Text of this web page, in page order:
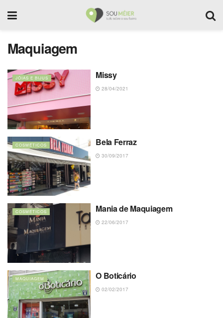
Maquiagem
JÓIAS E BIJUS Missy
28/04/2021
COSMÉTICOS Bela Ferraz
30/09/2017
COSMÉTICOS Mania de Maquiagem
22/06/2017
MAQUIAGEM O Boticário
02/02/2017